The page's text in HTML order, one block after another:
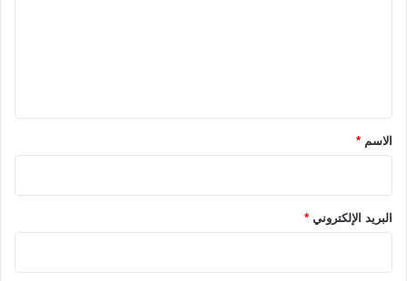
*الاسم *
البريد الإلكتروني *